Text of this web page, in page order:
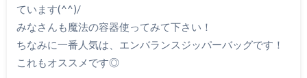
ています(^^)/
みなさんも魔法の容器使ってみて下さい！
ちなみに一番人気は、エンバランスジッパーバッグです！
これもオススメです◎